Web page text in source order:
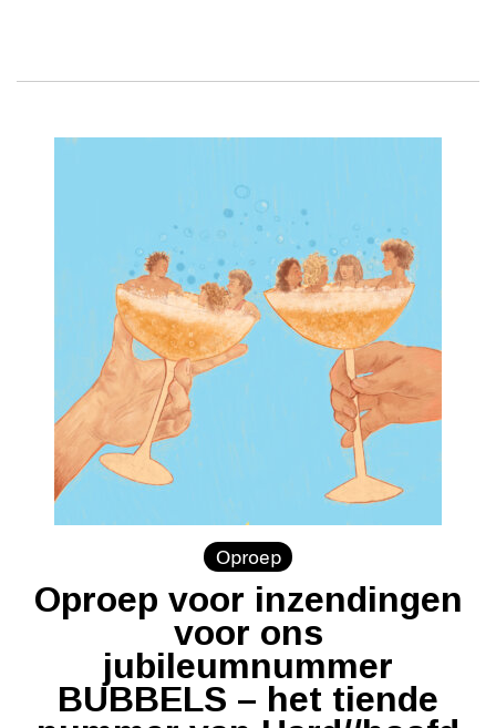
Oproep
Oproep voor inzendingen
voor ons
jubileumnummer
BUBBELS – het tiende